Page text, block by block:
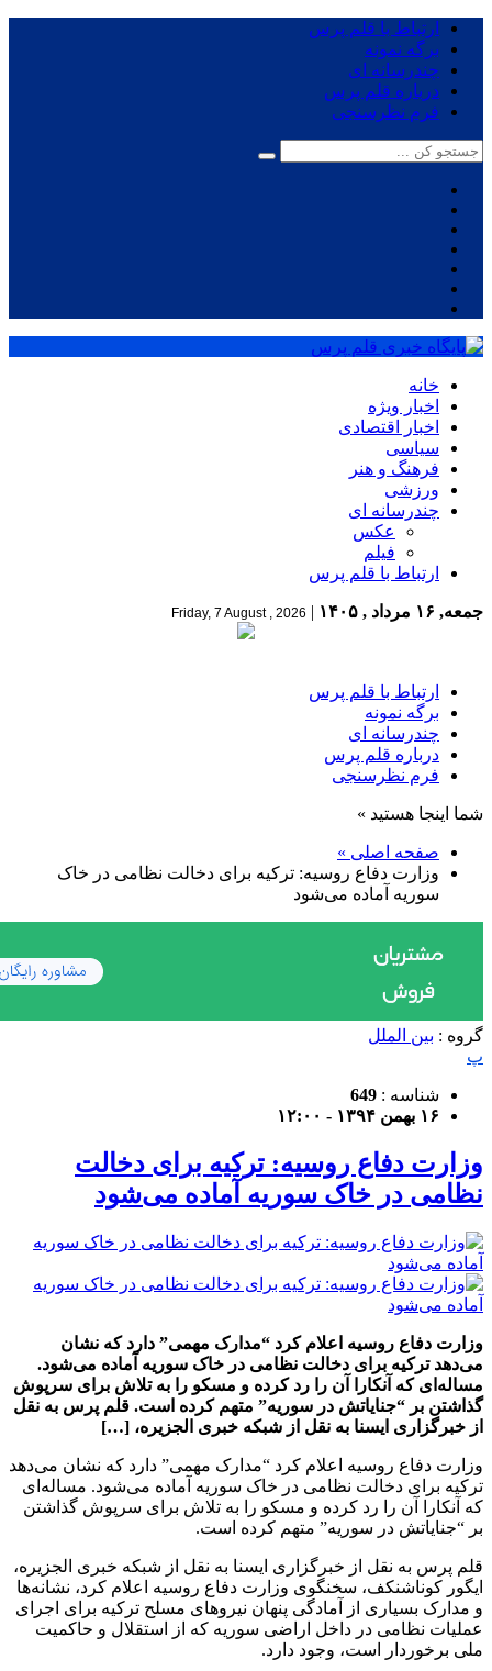
ارتباط با قلم پرس
برگه نمونه
چندرسانه ای
درباره قلم پرس
فرم نظرسنجی
خانه
اخبار ویژه
اخبار اقتصادی
سیاسی
فرهنگ و هنر
ورزشی
چندرسانه ای
عکس
فیلم
ارتباط با قلم پرس
جمعه, ۱۶ مرداد , ۱۴۰۵ |
Friday, 7 August , 2026
ارتباط با قلم پرس
برگه نمونه
چندرسانه ای
درباره قلم پرس
فرم نظرسنجی
شما اینجا هستید »
صفحه اصلی »
وزارت دفاع روسیه: ترکیه برای دخالت نظامی در خاک
سوریه آماده می‌شود
گروه : بین الملل
پ
شناسه : 649
۱۶ بهمن ۱۳۹۴ - ۱۲:۰۰
وزارت دفاع روسیه: ترکیه برای دخالت
نظامی در خاک سوریه آماده می‌شود
وزارت دفاع روسیه اعلام کرد “مدارک مهمی” دارد که نشان
می‌دهد ترکیه برای دخالت نظامی در خاک سوریه آماده می‌شود.
مساله‌ای که آنکارا آن را رد کرده و مسکو را به تلاش برای سرپوش
گذاشتن بر “جنایاتش در سوریه” متهم کرده است. قلم پرس به نقل
از خبرگزاری ایسنا به نقل از شبکه خبری الجزیره، […]
وزارت دفاع روسیه اعلام کرد “مدارک مهمی” دارد که نشان می‌دهد
ترکیه برای دخالت نظامی در خاک سوریه آماده می‌شود. مساله‌ای
که آنکارا آن را رد کرده و مسکو را به تلاش برای سرپوش گذاشتن
بر “جنایاتش در سوریه” متهم کرده است.
قلم پرس به نقل از خبرگزاری ایسنا به نقل از شبکه خبری الجزیره،
ایگور کوناشنکف، سخنگوی وزارت دفاع روسیه اعلام کرد، نشانه‌ها
و مدارک بسیاری از آمادگی پنهان نیروهای مسلح ترکیه برای اجرای
عملیات نظامی در داخل اراضی سوریه که از استقلال و حاکمیت
ملی برخوردار است، وجود دارد.